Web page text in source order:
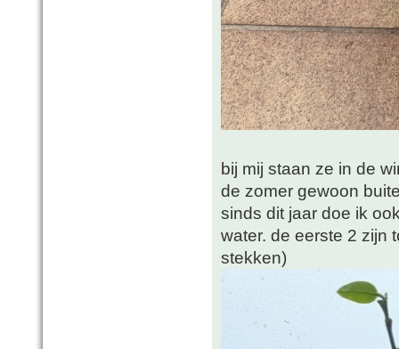
bij mij staan ze in de
de zomer gewoon
sinds dit jaar doe ik
water. de eerste 2 zijn
stekken)